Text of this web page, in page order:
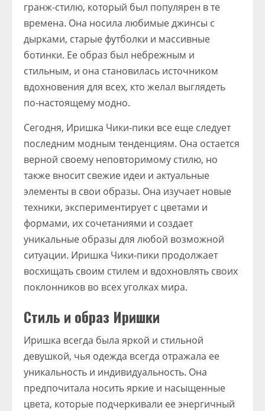
гранж-стилю, который был популярен в те
времена. Она носила любимые джинсы с
дырками, старые футболки и массивные
ботинки. Ее образ был небрежным и
стильным, и она становилась источником
вдохновения для всех, кто желал выглядеть
по-настоящему модно.
Сегодня, Иришка Чики-пики все еще следует
последним модным тенденциям. Она остается
верной своему неповторимому стилю, но
также вносит свежие идеи и актуальные
элементы в свои образы. Она изучает новые
техники, экспериментирует с цветами и
формами, их сочетаниями и создает
уникальные образы для любой возможной
ситуации. Иришка Чики-пики продолжает
восхищать своим стилем и вдохновлять своих
поклонников во всех уголках мира.
Стиль и образ Иришки
Иришка всегда была яркой и стильной
девушкой, чья одежда всегда отражала ее
уникальность и индивидуальность. Она
предпочитала носить яркие и насыщенные
цвета, которые подчеркивали ее энергичный